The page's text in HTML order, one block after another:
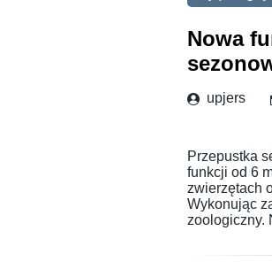
Nowa
upjers
Przepustka
funkcji od 6
zwierzętach
Wykonując
zoologiczny.